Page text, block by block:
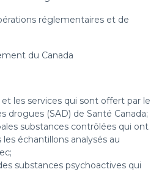
réglementaires et de
du Canada
les services qui sont offert par le
drogues (SAD) de Santé Canada;
substances contrôlées qui ont
échantillons analysés au
substances psychoactives qui